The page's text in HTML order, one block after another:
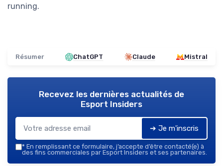
running.
Résumer ChatGPT Claude Mistral
Recevez les dernières actualités de
Esport Insiders
➔ Je m'inscris
* En remplissant ce formulaire, j’accepte d’être contacté(e) à
des fins commerciales par Esport Insiders et ses partenaires.